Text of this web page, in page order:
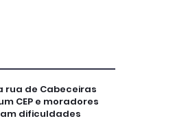
rua de Cabeceiras
CEP e moradores
dificuldades